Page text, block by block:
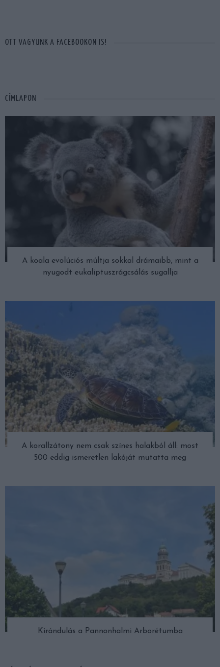
OTT VAGYUNK A FACEBOOKON IS!
CÍMLAPON
A koala evolúciós múltja sokkal drámaibb, mint a
nyugodt eukaliptuszrágcsálás sugallja
A korallzátony nem csak színes halakból áll: most
500 eddig ismeretlen lakóját mutatta meg
Kirándulás a Pannonhalmi Arborétumba